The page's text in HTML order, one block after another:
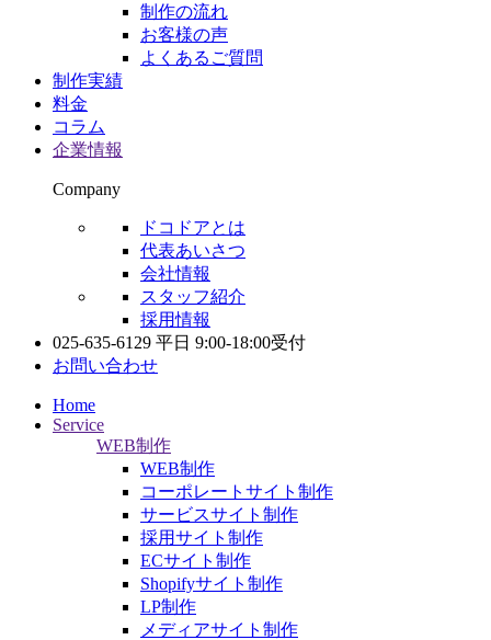
制作の流れ
お客様の声
よくあるご質問
制作実績
料金
コラム
企業情報
Company
ドコドアとは
代表あいさつ
会社情報
スタッフ紹介
採用情報
025-635-6129 平日 9:00-18:00受付
お問い合わせ
Home
Service
WEB制作
WEB制作
コーポレートサイト制作
サービスサイト制作
採用サイト制作
ECサイト制作
Shopifyサイト制作
LP制作
メディアサイト制作